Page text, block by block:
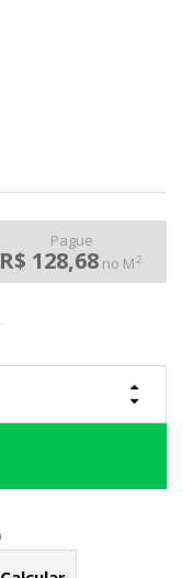
Pague
R$ 128,68 no M2